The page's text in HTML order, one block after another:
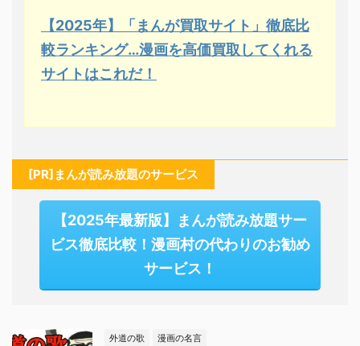
【2025年】「まんが買取サイト」徹底比
較ランキング…漫画を高価買取してくれる
サイトはこれだ！
[PR]まんが読み放題のサービス
【2025年最新版】まんが読み放題サー
ビス徹底比較！漫画村の代わりのお勧め
サービス！
外道の歌 漫画の名言